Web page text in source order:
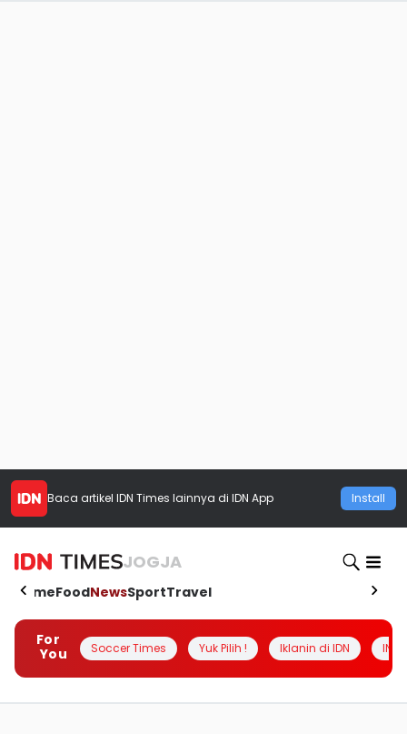
Baca artikel IDN Times lainnya di IDN App Install
JOGJA
HomeFoodNewsSportTravel
For
You
Soccer Times Yuk Pilih ! Iklanin di IDN